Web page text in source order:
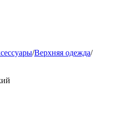
/Верхняя одежда/